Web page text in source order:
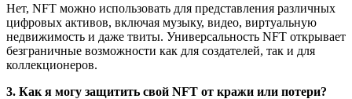
Нет, NFT можно использовать для представления различных
цифровых активов, включая музыку, видео, виртуальную
недвижимость и даже твиты. Универсальность NFT открывает
безграничные возможности как для создателей, так и для
коллекционеров.
3. Как я могу защитить свой NFT от кражи или потери?